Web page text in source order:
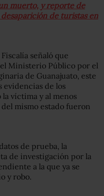
muerto, y reporte de
de turistas en
señaló que
Ministerio Público por el
de Guanajuato, este
evidencias de los
víctima y al menos
mismo estado fueron
de prueba, la
de investigación por la
a la que ya se
y robo.